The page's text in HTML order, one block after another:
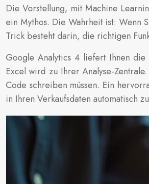
Die Vorstellung, mit Machine
ein Mythos. Die Wahrheit ist: Wenn
Trick besteht darin, die richtigen
Google Analytics 4 liefert Ihnen die
Excel wird zu Ihrer Analyse-
Code schreiben müssen. Ein
in Ihren Verkaufsdaten automatisch